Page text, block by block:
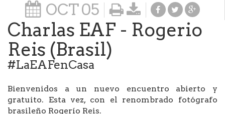
OCT05
Charlas EAF - Rogerio
Reis (Brasil)
#LaEAFenCasa
Bienvenidos a un nuevo encuentro abierto y
gratuito. Esta vez, con el renombrado fotógrafo
brasileño Rogerío Reis.